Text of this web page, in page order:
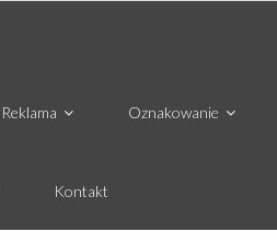
Reklama Oznakowanie
Kontakt